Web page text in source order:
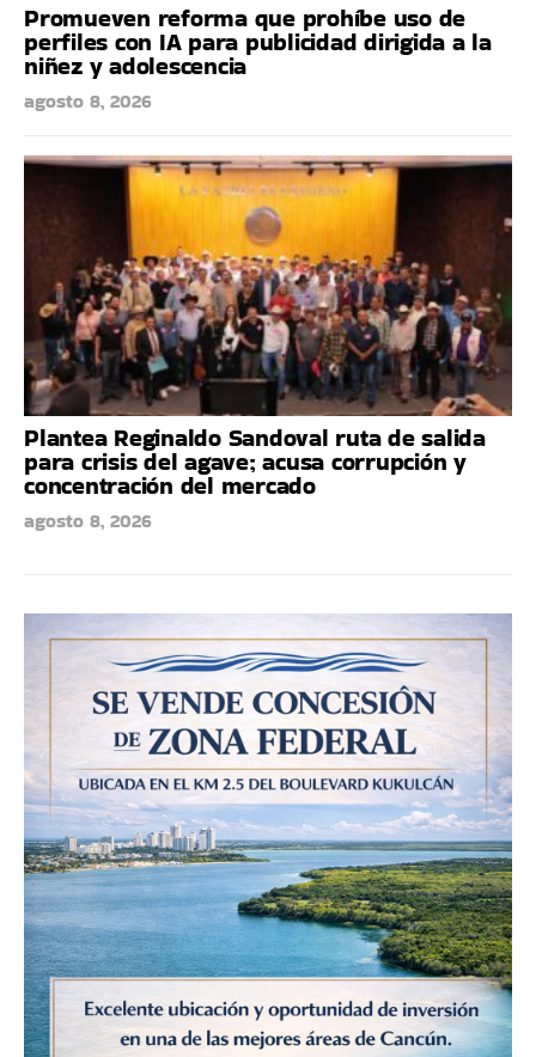
Promueven reforma que prohíbe uso de
perfiles con IA para publicidad dirigida a la
niñez y adolescencia
agosto 8, 2026
Plantea Reginaldo Sandoval ruta de salida
para crisis del agave; acusa corrupción y
concentración del mercado
agosto 8, 2026